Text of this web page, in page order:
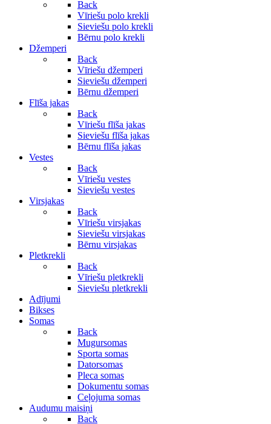
Back
Vīriešu polo krekli
Sieviešu polo krekli
Bērnu polo krekli
Džemperi
Back
Vīriešu džemperi
Sieviešu džemperi
Bērnu džemperi
Flīša jakas
Back
Vīriešu flīša jakas
Sieviešu flīša jakas
Bērnu flīša jakas
Vestes
Back
Vīriešu vestes
Sieviešu vestes
Virsjakas
Back
Vīriešu virsjakas
Sieviešu virsjakas
Bērnu virsjakas
Pletkrekli
Back
Vīriešu pletkrekli
Sieviešu pletkrekli
Adījumi
Bikses
Somas
Back
Mugursomas
Sporta somas
Datorsomas
Pleca somas
Dokumentu somas
Ceļojuma somas
Audumu maisiņi
Back